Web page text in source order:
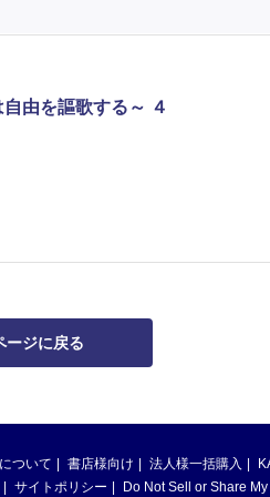
由を謳歌する～ ４
ージに戻る
ついて 書店様向け 法人様一括購入
サイトポリシー Do Not Sell or Share